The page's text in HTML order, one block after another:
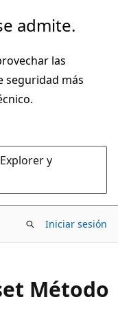
admite.
las
seguridad más
y
Iniciar sesión
Método